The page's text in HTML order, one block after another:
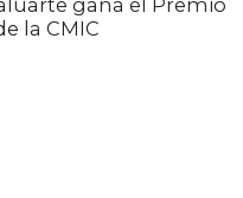
gana el Premio
la CMIC